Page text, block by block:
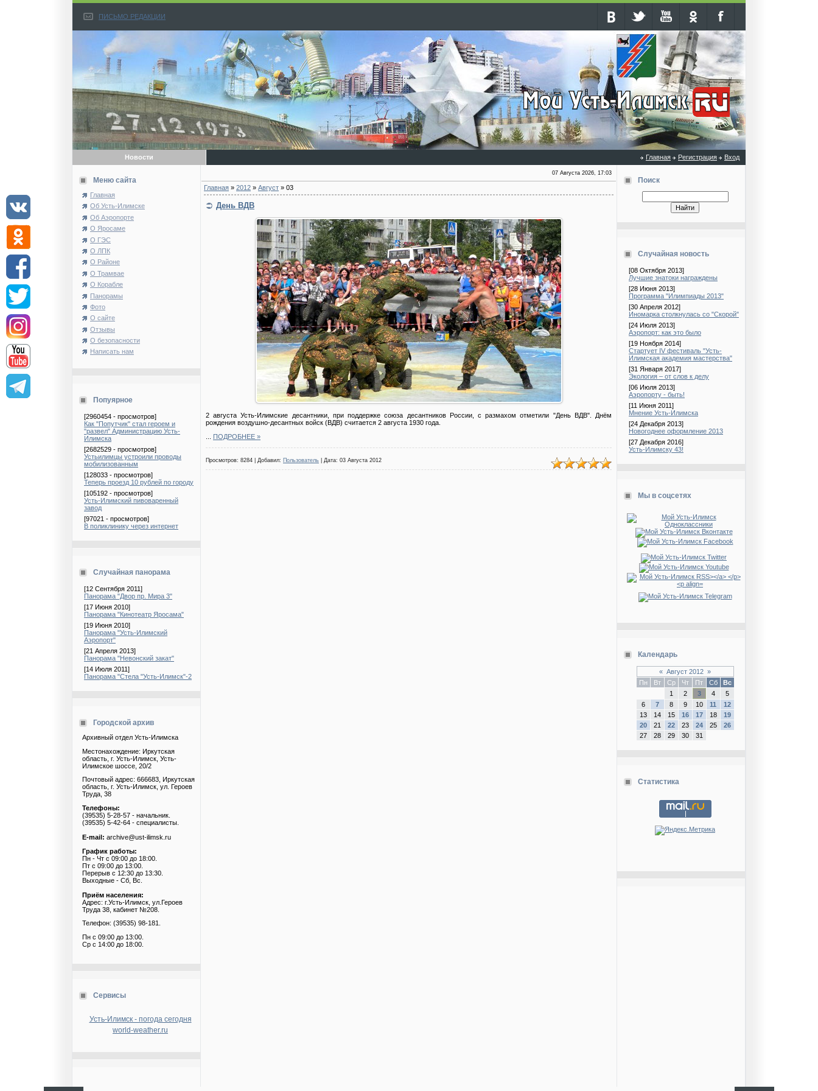
ПИСЬМО РЕДАКЦИИ
Новости Главная Регистрация Вход
Меню сайта
Главная
Об Усть-Илимске
Об Аэропорте
О Яросаме
О ГЭС
О ЛПК
О Районе
О Трамвае
О Корабле
Панорамы
Фото
О сайте
Отзывы
О безопасности
Написать нам
Попуярное
[2960454 - просмотров]
Как "Попутчик" стал героем и
"развел" Администрацию Усть-
Илимска
[2682529 - просмотров]
Устьилимцы устроили проводы
мобилизованным
[128033 - просмотров]
Теперь проезд 10 рублей по городу
[105192 - просмотров]
Усть-Илимский пивоваренный
завод
[97021 - просмотров]
В поликлинику через интернет
Случайная панорама
[12 Сентября 2011]
Панорама "Двор пр. Мира 3"
[17 Июня 2010]
Панорама "Кинотеатр Яросама"
[19 Июня 2010]
Панорама "Усть-Илимский
Аэропорт"
[21 Апреля 2013]
Панорама "Невонский закат"
[14 Июля 2011]
Панорама "Стела "Усть-Илимск"-2
Городской архив
Архивный отдел Усть-Илимска
Местонахождение: Иркутская
область, г. Усть-Илимск, Усть-
Илимское шоссе, 20/2
Почтовый адрес: 666683, Иркутская
область, г. Усть-Илимск, ул. Героев
Труда, 38
Телефоны:
(39535) 5-28-57 - начальник.
(39535) 5-42-64 - специалисты.
E-mail: archive@ust-ilimsk.ru
График работы:
Пн - Чт с 09:00 до 18:00.
Пт с 09:00 до 13:00.
Перерыв с 12:30 до 13:30.
Выходные - Сб, Вс.
Приём населения:
Адрес: г.Усть-Илимск, ул.Героев
Труда 38, кабинет №208.
Телефон: (39535) 98-181.
Пн с 09:00 до 13:00.
Ср с 14:00 до 18:00.
Сервисы
Усть-Илимск - погода сегодня
world-weather.ru
07 Августа 2026, 17:03
Главная » 2012 » Август » 03
День ВДВ
2 августа Усть-Илимские десантники, при поддержке союза десантников России, с размахом отметили "День ВДВ". Днём
рождения воздушно-десантных войск (ВДВ) считается 2 августа 1930 года.
ПОДРОБНЕЕ »
Просмотров: 8284 | Добавил: Пользователь | Дата: 03 Августа 2012
Поиск
Случайная новость
[08 Октября 2013]
Лучшие знатоки награждены
[28 Июня 2013]
Программа "Илимпиады 2013"
[30 Апреля 2012]
Иномарка столкнулась со "Cкорой"
[24 Июля 2013]
Аэропорт: как это было
[19 Ноября 2014]
Стартует IV фестиваль "Усть-
Илимская академия мастерства"
[31 Января 2017]
Экология – от слов к делу
[06 Июля 2013]
Аэропорту - быть!
[11 Июня 2011]
Мнение Усть-Илимска
[24 Декабря 2013]
Новогоднее оформление 2013
[27 Декабря 2016]
Усть-Илимску 43!
Мы в соцсетях
Календарь
« Август 2012 »
Пн
Вт Ср Чт Пт Сб
Вс
1
2 3 4
5
6
7 8 9 10 11
12
13
14 15 16 17 18
19
20
21 22 23 24 25
26
27
28 29 30 31
Статистика